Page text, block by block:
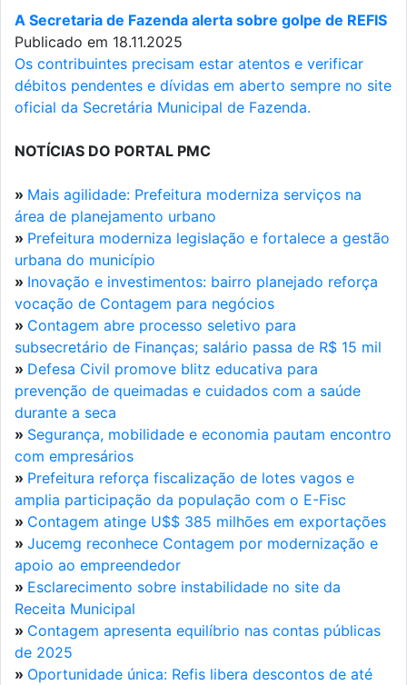
A Secretaria de Fazenda alerta sobre golpe de REFIS
Publicado em 18.11.2025
Os contribuintes precisam estar atentos e verificar
débitos pendentes e dívidas em aberto sempre no site
oficial da Secretária Municipal de Fazenda.
NOTÍCIAS DO PORTAL PMC
» Mais agilidade: Prefeitura moderniza serviços na
área de planejamento urbano
» Prefeitura moderniza legislação e fortalece a gestão
urbana do município
» Inovação e investimentos: bairro planejado reforça
vocação de Contagem para negócios
» Contagem abre processo seletivo para
subsecretário de Finanças; salário passa de R$ 15 mil
» Defesa Civil promove blitz educativa para
prevenção de queimadas e cuidados com a saúde
durante a seca
» Segurança, mobilidade e economia pautam encontro
com empresários
» Prefeitura reforça fiscalização de lotes vagos e
amplia participação da população com o E-Fisc
» Contagem atinge U$$ 385 milhões em exportações
» Jucemg reconhece Contagem por modernização e
apoio ao empreendedor
» Esclarecimento sobre instabilidade no site da
Receita Municipal
» Contagem apresenta equilíbrio nas contas públicas
de 2025
» Oportunidade única: Refis libera descontos de até